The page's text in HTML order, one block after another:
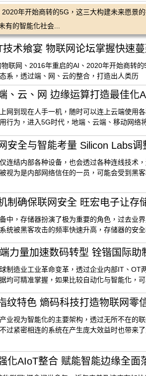
年开始商转的5G，这三大构建未来愿景
有的智能化社会...
技术飨宴 物联网论坛掌握快速
联网、2016年重启的AI、2020年开始商转
系，透过端、网、云的整合，打造出人类历
、云、网 边缘运算打造最佳化
网到现在人手一机，随时可以连上云端使用
行为，进入5G时代，地端、云端、移动网络
安全与智能考量 Silicon Labs
连结内部各种设备，也会透过各种连线技术
视为是内部网络信任的一员，可能会受到黑
制确保联网安全 旺宏电子让存
中，存储器扮演了极为重要的角色，过去业
统被黑客攻击的频率快速升高，存储器的安
力量加速数码转型 铨锴国际助
制造业工业革命变革，透过企业内部IT、OT
均可精准掌握，如果比较自动化与智能化，
纹特色 熵码科技打造物联网零
业视为智能化的主要架构，透过无所不在的
过紧密相连的系统在产生庞大效益时也带来
化AIoT整合 赋能智能边缘全面